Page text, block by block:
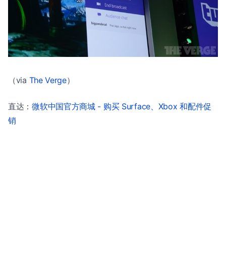
（via The Verge）
直达：微软中国官方商城 - 购买 Surface、Xbox 和配件促
销